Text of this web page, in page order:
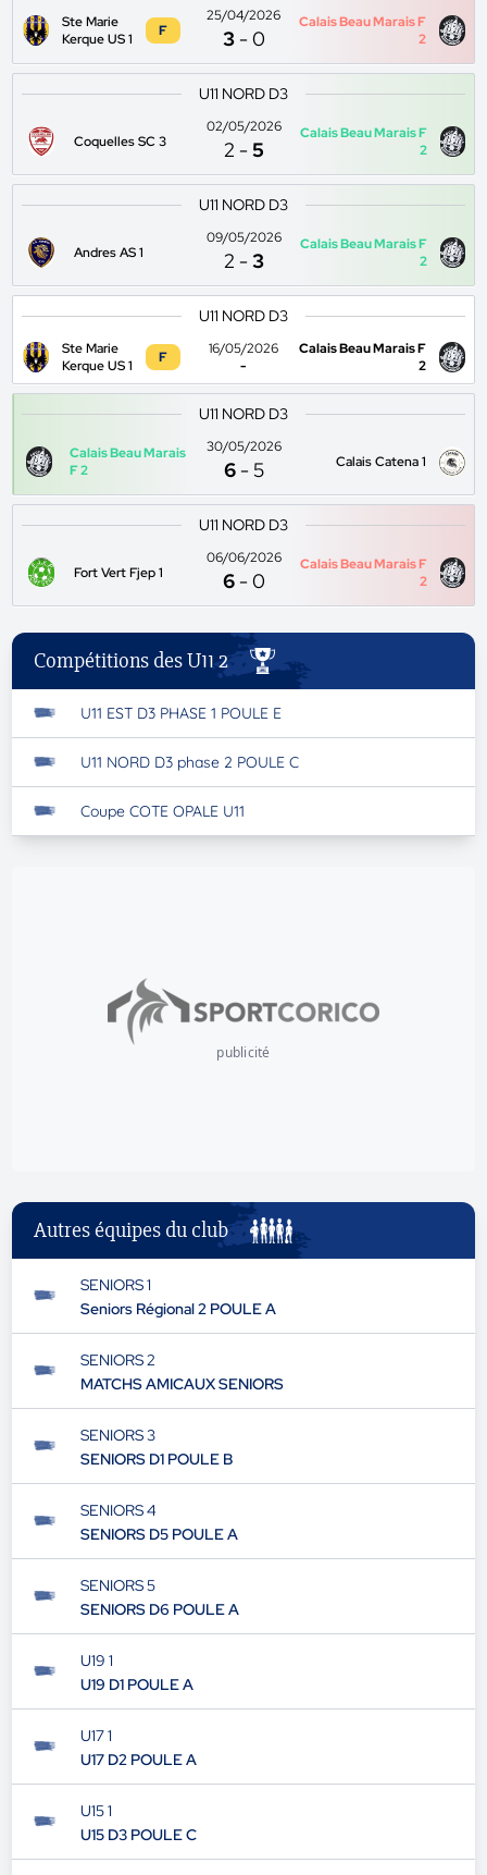
Ste Marie
Kerque US 1
F
25/04/2026
3 -0
Calais Beau Marais F
2
U11 NORD D3
Coquelles SC 3
02/05/2026
2 -5
Calais Beau Marais F
2
U11 NORD D3
Andres AS 1
09/05/2026
2 -3
Calais Beau Marais F
2
U11 NORD D3
Ste Marie
Kerque US 1
F
16/05/2026
-
Calais Beau Marais F
2
U11 NORD D3
Calais Beau Marais
F 2
30/05/2026
6 - 5 Calais Catena 1
U11 NORD D3
Fort Vert Fjep 1
06/06/2026
6 -0
Calais Beau Marais F
2
Compétitions des U11 2
U11 EST D3 PHASE 1 POULE E
U11 NORD D3 phase 2 POULE C
Coupe COTE OPALE U11
publicité
Autres équipes du club
SENIORS 1
Seniors Régional 2 POULE A
SENIORS 2
MATCHS AMICAUX SENIORS
SENIORS 3
SENIORS D1 POULE B
SENIORS 4
SENIORS D5 POULE A
SENIORS 5
SENIORS D6 POULE A
U19 1
U19 D1 POULE A
U17 1
U17 D2 POULE A
U15 1
U15 D3 POULE C